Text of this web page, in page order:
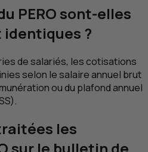
PERO sont-elles
?
de salariés, les cotisations
selon le salaire annuel brut
ou du plafond annuel
les